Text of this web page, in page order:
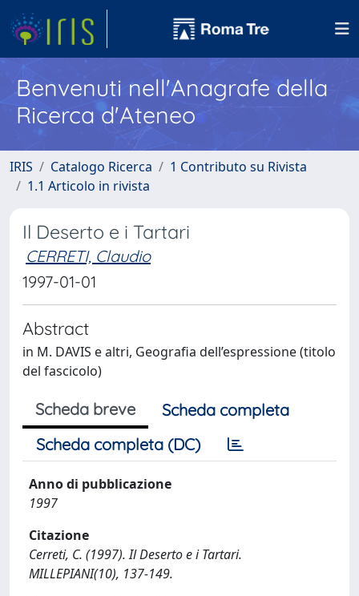
Benvenuti nell'Anagrafe della
Ricerca d'Ateneo
IRIS Catalogo Ricerca
1 Contributo su Rivista
1.1 Articolo in rivista
Il Deserto e i Tartari
CERRETI, Claudio
1997-01-01
Abstract
in M. DAVIS e altri, Geografia dell’espressione (titolo
del fascicolo)
Scheda breve
Scheda completa
Scheda completa (DC)
Anno di pubblicazione
1997
Citazione
Cerreti, C. (1997). Il Deserto e i Tartari.
MILLEPIANI(10), 137-149.